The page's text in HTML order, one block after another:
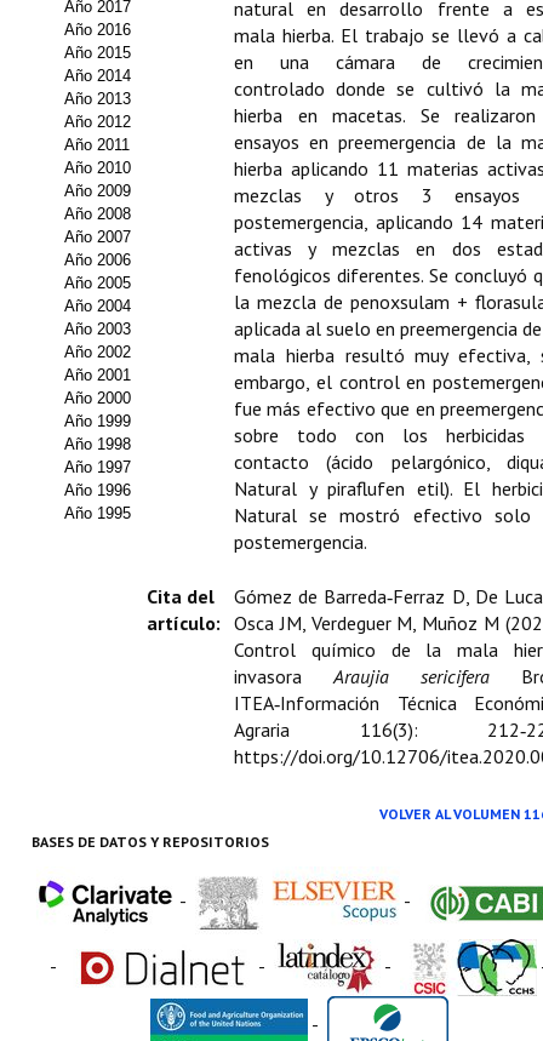
Sello Calidad FECYT
Premio Prensa Agraria
Buscador de Artículos
JORNADAS AIDA
Presentación Jornadas
Comunicaciones
Jornadas PAM 2026
Premio Jóvenes Investigadores
Buscador de Comunicaciones
Buscador de Comunicaciones
Año 2017
Año 2016
Año 2015
Año 2014
Año 2013
Año 2012
Año 2011
Año 2010
Año 2009
Año 2008
Año 2007
Año 2006
Año 2005
Año 2004
Año 2003
Año 2002
Año 2001
Año 2000
Año 1999
Año 1998
Año 1997
Año 1996
Año 1995
natural en desarrollo frente a
mala hierba. El trabajo se llevó a
en una cámara de
controlado donde se cultivó la
hierba en macetas. Se
ensayos en preemergencia de la
hierba aplicando 11 materias
mezclas y otros 3 ensayos
postemergencia, aplicando 14
activas y mezclas en dos
fenológicos diferentes. Se concluyó
la mezcla de penoxsulam +
aplicada al suelo en preemergencia
mala hierba resultó muy efectiva,
embargo, el control en
fue más efectivo que en
sobre todo con los herbicidas
contacto (ácido pelargónico,
Natural y piraflufen etil). El
Natural se mostró efectivo solo
postemergencia.
Cita del
artículo:
Gómez de Barreda‑Ferraz D, De
Osca JM, Verdeguer M, Muñoz M
Control químico de la mala
invasoraAraujia sericifera
ITEA‑Información Técnica
Agraria 116(3):
https://doi.org/10.12706/
VOLVER AL VOLUMEN
BASES DE DATOS Y REPOSITORIOS
- -
- - -
-